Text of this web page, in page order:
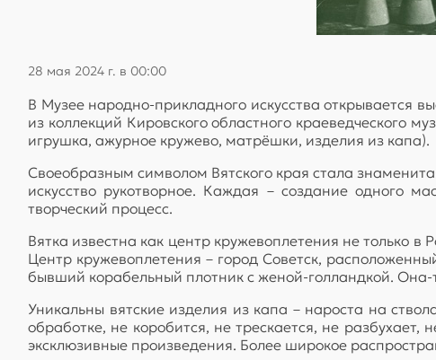
28 мая 2024 г. в 00:00
В Музее народно-прикладного искусства открывается
из коллекций Кировского областного
игрушка, ажурное кружево, матрёшки, изделия из капа).
Своеобразным символом Вятского края стала
искусство рукотворное. Каждая – создание
творческий процесс.
Вятка известна как центр кружевоплетения не только
Центр кружевоплетения – город Советск,
бывший корабельный плотник с женой-голландкой.
Уникальны вятские изделия из капа – нароста на
обработке, не коробится, не трескается, не
эксклюзивные произведения. Более широкое